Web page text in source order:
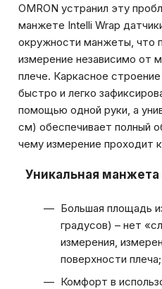
OMRON устранил эту
манжете Intelli Wrap
окружности манжеты, что
измерение независимо от
плече. Каркасное
быстро и легко
помощью одной руки, а
см) обеспечивает полный
чему измерение проходит
Уникальная манжета
Большая площадь
градусов) – нет
измерения,
поверхности плеча;
Комфорт в